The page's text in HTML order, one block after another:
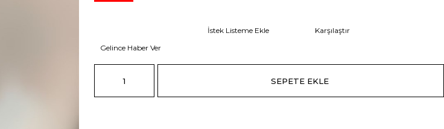
İstek Listeme Ekle
Karşılaştır
Gelince Haber Ver